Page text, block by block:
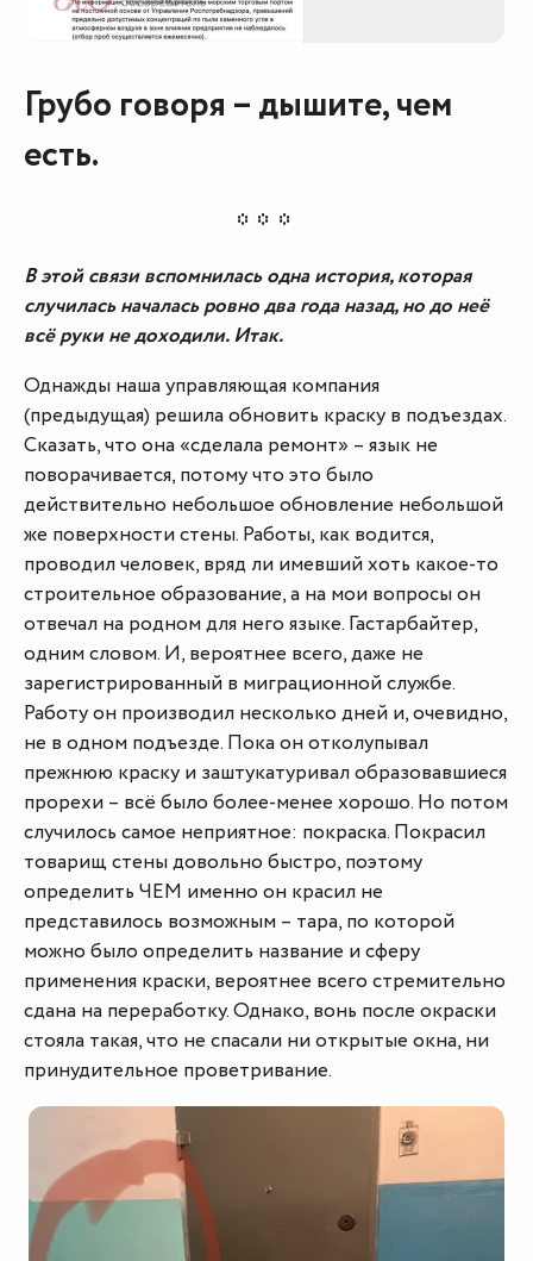
Грубо говоря – дышите, чем
есть.
В этой связи вспомнилась одна история, которая
случилась началась ровно два года назад, но до неё
всё руки не доходили. Итак.
Однажды наша управляющая компания
(предыдущая) решила обновить краску в подъездах.
Сказать, что она «сделала ремонт» – язык не
поворачивается, потому что это было
действительно небольшое обновление небольшой
же поверхности стены. Работы, как водится,
проводил человек, вряд ли имевший хоть какое-то
строительное образование, а на мои вопросы он
отвечал на родном для него языке. Гастарбайтер,
одним словом. И, вероятнее всего, даже не
зарегистрированный в миграционной службе.
Работу он производил несколько дней и, очевидно,
не в одном подъезде. Пока он отколупывал
прежнюю краску и заштукатуривал образовавшиеся
прорехи – всё было более-менее хорошо. Но потом
случилось самое неприятное: покраска. Покрасил
товарищ стены довольно быстро, поэтому
определить ЧЕМ именно он красил не
представилось возможным – тара, по которой
можно было определить название и сферу
применения краски, вероятнее всего стремительно
сдана на переработку. Однако, вонь после окраски
стояла такая, что не спасали ни открытые окна, ни
принудительное проветривание.